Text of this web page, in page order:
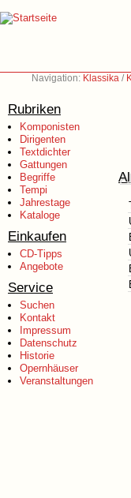
Navigation: Klassika /
Rubriken
Komponisten
Dirigenten
Textdichter
Gattungen
Begriffe
Tempi
Jahrestage
Kataloge
Einkaufen
CD-Tipps
Angebote
Service
Suchen
Kontakt
Impressum
Datenschutz
Historie
Opernhäuser
Veranstaltungen